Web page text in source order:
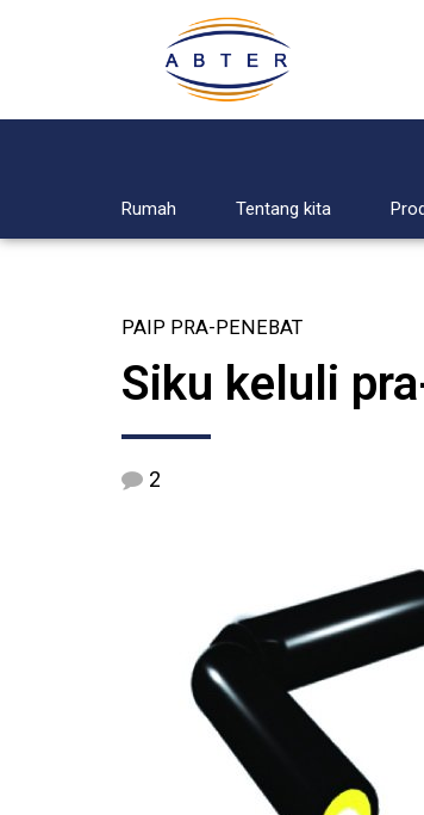
Rumah Tentang kita
PAIP PRA-PENEBAT
Siku keluli
2